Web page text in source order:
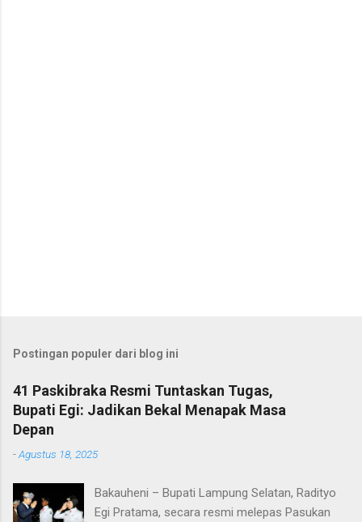
Postingan populer dari blog ini
41 Paskibraka Resmi Tuntaskan Tugas,
Bupati Egi: Jadikan Bekal Menapak Masa
Depan
-Agustus 18, 2025
Bakauheni – Bupati Lampung Selatan, Radityo
Egi Pratama, secara resmi melepas Pasukan